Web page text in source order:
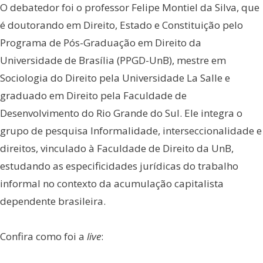
O debatedor foi o professor Felipe Montiel da Silva, que
é doutorando em Direito, Estado e Constituição pelo
Programa de Pós-Graduação em Direito da
Universidade de Brasília (PPGD-UnB), mestre em
Sociologia do Direito pela Universidade La Salle e
graduado em Direito pela Faculdade de
Desenvolvimento do Rio Grande do Sul. Ele integra o
grupo de pesquisa Informalidade, interseccionalidade e
direitos, vinculado à Faculdade de Direito da UnB,
estudando as especificidades jurídicas do trabalho
informal no contexto da acumulação capitalista
dependente brasileira.
Confira como foi a live: